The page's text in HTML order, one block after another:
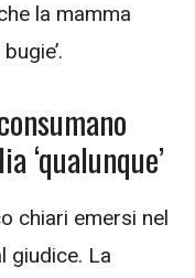
la mamma
‘qualunque’
chiari emersi nel
giudice. La